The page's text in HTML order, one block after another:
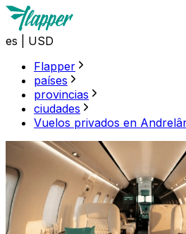
es
USD
Flapper
países
provincias
ciudades
Vuelos privados en